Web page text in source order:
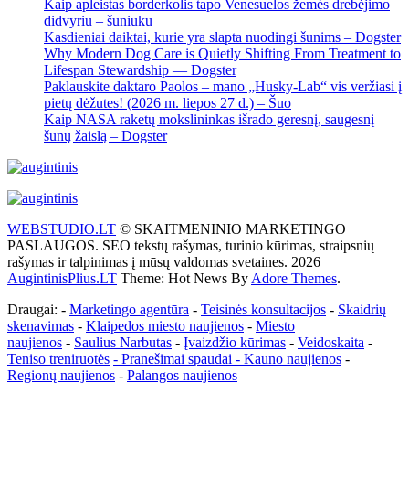
Kaip apleistas borderkolis tapo Venesuelos žemės drebėjimo
didvyriu – šuniuku
Kasdieniai daiktai, kurie yra slapta nuodingi šunims – Dogster
Why Modern Dog Care is Quietly Shifting From Treatment to
Lifespan Stewardship — Dogster
Paklauskite daktaro Paolos – mano „Husky-Lab“ vis veržiasi į
pietų dėžutes! (2026 m. liepos 27 d.) – Šuo
Kaip NASA raketų mokslininkas išrado geresnį, saugesnį
šunų žaislą – Dogster
WEBSTUDIO.LT © SKAITMENINIO MARKETINGO
PASLAUGOS. SEO tekstų rašymas, turinio kūrimas, straipsnių
rašymas ir talpinimas į mūsų valdomas svetaines. 2026
AugintinisPlius.LT Theme: Hot News By Adore Themes.
Draugai: - Marketingo agentūra - Teisinės konsultacijos - Skaidrių
skenavimas - Klaipedos miesto naujienos - Miesto
naujienos - Saulius Narbutas - Įvaizdžio kūrimas - Veidoskaita -
Teniso treniruotės - Pranešimai spaudai - Kauno naujienos -
Regionų naujienos - Palangos naujienos